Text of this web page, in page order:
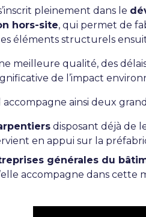
pleinement dans le
hors-site, qui permet de
éléments structurels
meilleure qualité, des
de l’impact
accompagne ainsi deux
disposant déjà de
en appui sur la
générales du
accompagne dans cette